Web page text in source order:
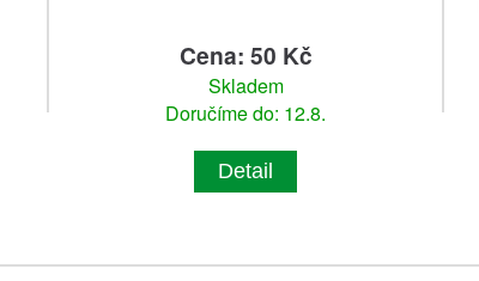
Cena: 50 Kč
Skladem
Doručíme do: 12.8.
Detail